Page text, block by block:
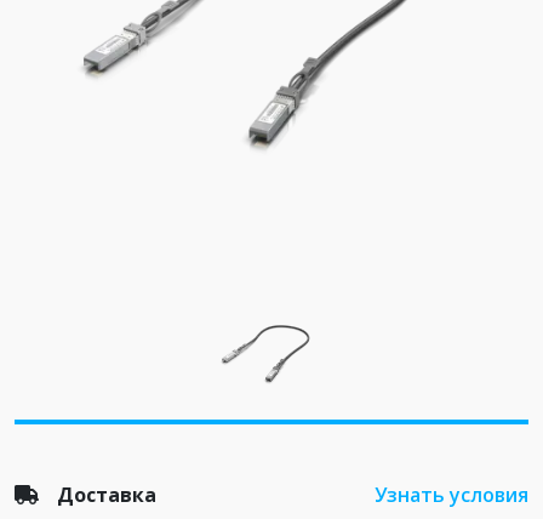
Доставка Узнать условия